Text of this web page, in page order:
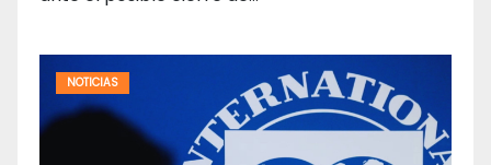
NOTICIAS